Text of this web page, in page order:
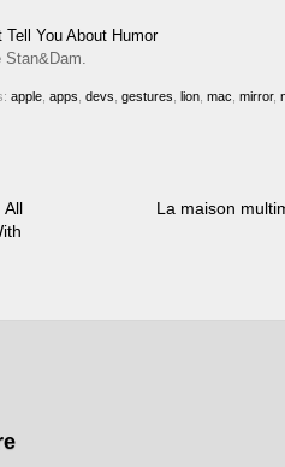
Tell You About Humor
Stan&Dam.
apple apps devs gestures lion mac mirror,
All
La maison